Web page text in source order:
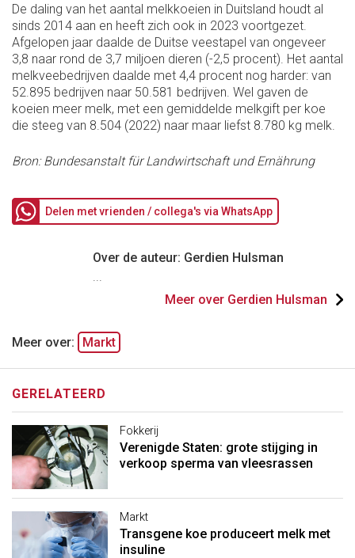
De daling van het aantal melkkoeien in Duitsland houdt al
sinds 2014 aan en heeft zich ook in 2023 voortgezet.
Afgelopen jaar daalde de Duitse veestapel van ongeveer
3,8 naar rond de 3,7 miljoen dieren (-2,5 procent). Het aantal
melkveebedrijven daalde met 4,4 procent nog harder: van
52.895 bedrijven naar 50.581 bedrijven. Wel gaven de
koeien meer melk, met een gemiddelde melkgift per koe
die steeg van 8.504 (2022) naar maar liefst 8.780 kg melk.
Bron: Bundesanstalt für Landwirtschaft und Ernährung
Delen met vrienden / collega's via WhatsApp
Over de auteur: Gerdien Hulsman
...
Meer over Gerdien Hulsman
Meer over: Markt
GERELATEERD
Fokkerij
Verenigde Staten: grote stijging in
verkoop sperma van vleesrassen
Markt
Transgene koe produceert melk met
insuline